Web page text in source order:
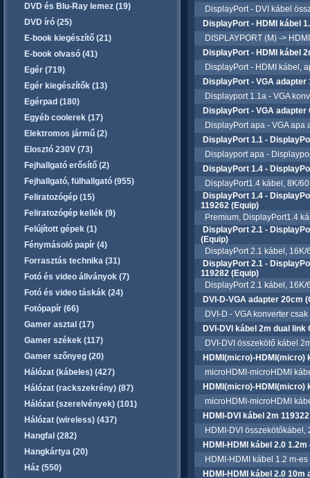
DVD és Blu-Ray lemez (19)
DVD író (25)
E-book kiegészítő (21)
E-book olvasó (41)
Egér (719)
Egér kiegészítők (13)
Egérpad (180)
Egyéb coolerek (17)
Elektromos jármű (2)
Elosztó 230V (73)
Fejhallgató erősítő (2)
Fejhallgató, fülhallgató (955)
Feliratozógép (15)
Feliratozógép kellék (9)
Felújított gépek (1)
Fénymásoló papír (4)
Forrasztás technika (31)
Fotó és video állványok (7)
Fotó és video táskák (24)
Fotópapír (66)
Gamer asztal (17)
Gamer székek (117)
Gamer szőnyeg (20)
Hálózat (kábeles) (427)
Hálózat (rackszekrény) (87)
Hálózat (szerelvények) (101)
Hálózat (wireless) (437)
Hangfal (282)
Hangkártya (20)
Ház (550)
DisplayPort - DVI kábel
DisplayPort - HDMI kábel
DISPLAYPORT (M) ->
DisplayPort - HDMI kábel
DisplayPort - HDMI kábel,
DisplayPort - VGA
Displayport 1.1a - VGA
DisplayPort - VGA adapter
DisplayPort apa - VGA apa
DisplayPort 1.1 -
Displayport apa -
DisplayPort 1.4 -
DisplayPort1.4 kábel, 8K/
DisplayPort 1.4 -
119262 (Equip)
Premium, DisplayPort1.4
DisplayPort 2.1 -
(Equip)
DisplayPort 2.1 kábel, 16K/
DisplayPort 2.1 -
119282 (Equip)
DisplayPort 2.1 kábel, 16K/
DVI-D-VGA adapter 20cm
DVI-D - VGA konverter csak
DVI-DVI kábel 2m dual link
DVI-DVI összekötő kábel
HDMI(micro)-HDMI(micro)
microHDMI-microHDMI
HDMI(micro)-HDMI(micro)
microHDMI-microHDMI
HDMI-DVI kábel 2m
HDMI-DVI összekötőkábel,
HDMI-HDMI kábel 2.0
HDMI-HDMI kábel 1.2 m-es
HDMI-HDMI kábel 2.0